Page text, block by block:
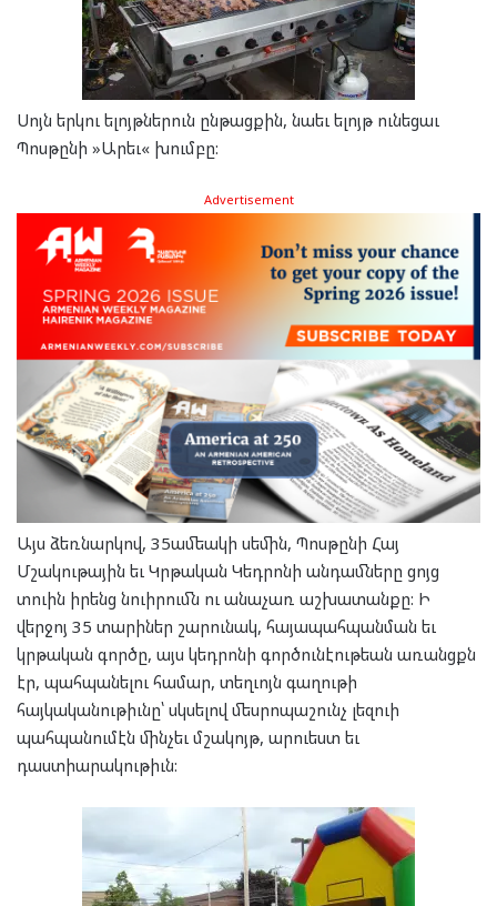
Սոյն երկու ելոյթներուն ընթացքին, նաեւ ելոյթ ունեցաւ
Պոսթընի »Արեւ« խումբը:
Advertisement
Այս ձեռնարկով, 35ամեակի սեմին, Պոսթընի Հայ
Մշակութային եւ Կրթական Կեդրոնի անդամները ցոյց
տուին իրենց նուիրումն ու անաչառ աշխատանքը: Ի
վերջոյ 35 տարիներ շարունակ, հայապահպանման եւ
կրթական գործը, այս կեդրոնի գործունէութեան առանցքն
էր, պահպանելու համար, տեղւոյն գաղութի
հայկականութիւնը՝ սկսելով մեսրոպաշունչ լեզուի
պահպանումէն մինչեւ մշակոյթ, արուեստ եւ
դաստիարակութիւն: